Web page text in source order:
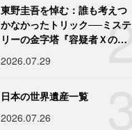
2
東野圭吾を悼む：誰も考えつ
かなかったトリック──ミステ
リーの金字塔『容疑者Ｘの献
2026.07.29
日本の世界遺産一覧
2026.07.26